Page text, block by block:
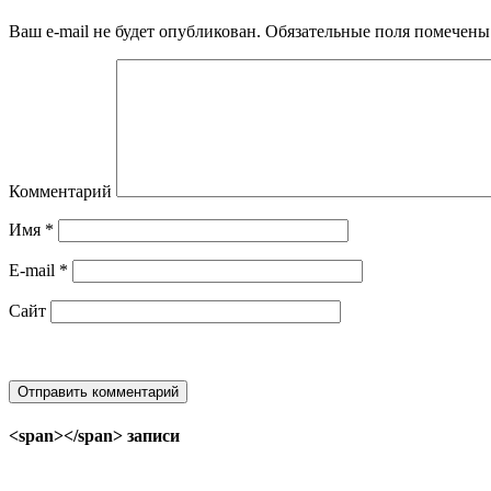
Ваш e-mail не будет опубликован. Обязательные поля
Комментарий
Имя *
E-mail *
Сайт
<span></span> записи